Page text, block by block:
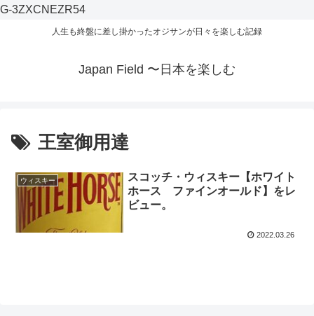
G-3ZXCNEZR54
人生も終盤に差し掛かったオジサンが日々を楽しむ記録
Japan Field 〜日本を楽しむ
王室御用達
ウィスキー
スコッチ・ウィスキー【ホワイト
ホース ファインオールド】をレ
ビュー。
2022.03.26